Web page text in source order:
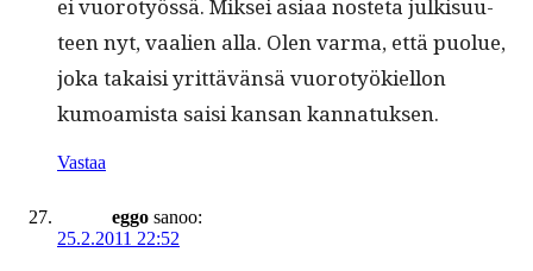
ei vuorotyössä. Mik­sei asi­aa nos­te­ta julk­isu­u­
teen nyt, vaalien alla. Olen var­ma, että puolue,
joka takaisi yrit­tävän­sä vuorotyökiel­lon
kumoamista saisi kansan kannatuksen.
Vastaa
eggo sanoo:
25.2.2011 22:52